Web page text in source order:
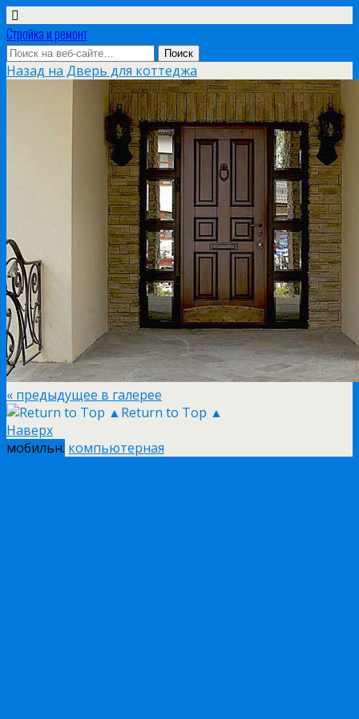
Стройка и ремонт
Назад на Дверь для коттеджа
« предыдущее в галерее
Return to Top ▲
Наверх
мобильн. компьютерная